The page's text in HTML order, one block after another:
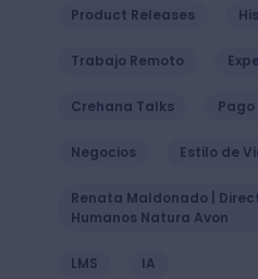
Product Releases
Trabajo Remoto
Crehana Talks Pago
Negocios Estilo de
Renata Maldonado |
Humanos Natura Avon
LMS IA